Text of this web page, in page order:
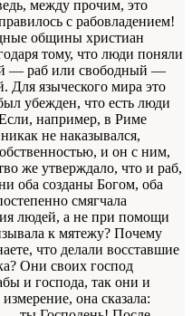
между прочим, это
с рабовладением!
общины христиан
тому, что люди поняли
— раб или свободный —
Для языческого мира это
убежден, что есть люди
например, в Риме
не наказывался,
и он с ним,
же утверждало, что и раб,
оба созданы Богом, оба
смягчала
людей, а не при помощи
к мятежу? Почему
что делали восставшие
Они своих господ
и господа, так они и
она сказала: